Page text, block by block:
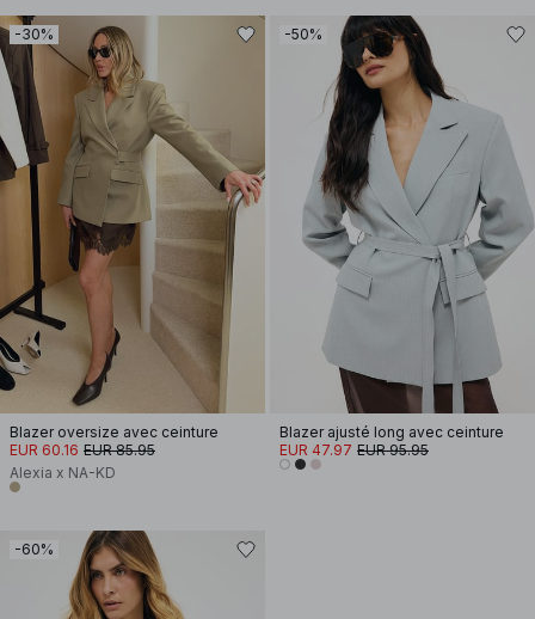
-30%
Blazer oversize avec ceinture
EUR 60.16 EUR 85.95
Alexia x NA-KD
-50%
Blazer ajusté long avec ceinture
EUR 47.97 EUR 95.95
-60%